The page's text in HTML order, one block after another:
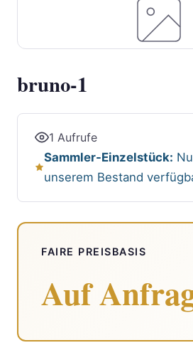
bruno-1
1 Aufrufe
Sammler-Einzelstück:
unserem Bestand
FAIRE PREISBASIS
Auf